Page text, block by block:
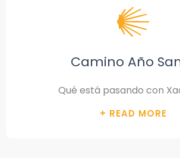
Camino Año
Qué está pasando con